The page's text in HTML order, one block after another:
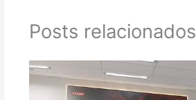
Posts relacionados